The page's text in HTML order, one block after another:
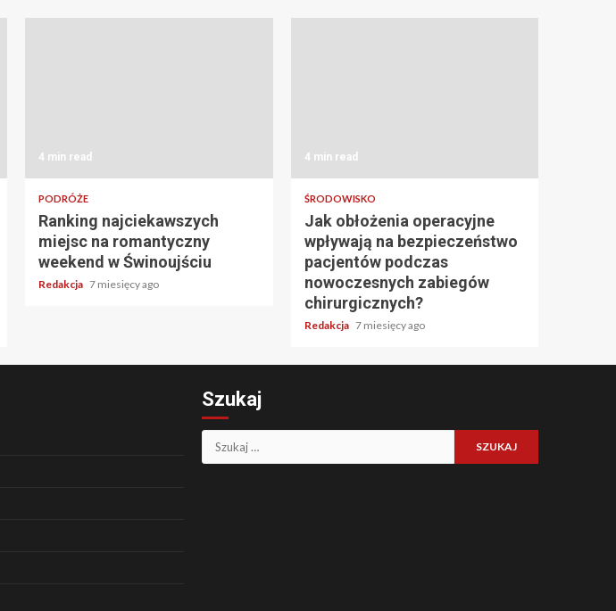
4 min read
PODRÓŻE
Ranking najciekawszych
miejsc na romantyczny
weekend w Świnoujściu
Redakcja 7 miesięcy ago
4 min read
ŚRODOWISKO
Jak obłożenia operacyjne
wpływają na bezpieczeństwo
pacjentów podczas
nowoczesnych zabiegów
chirurgicznych?
Redakcja 7 miesięcy ago
Szukaj
Szukaj: